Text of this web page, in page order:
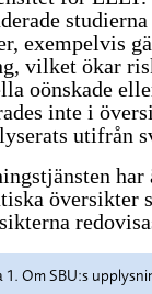
exempelvis
vilket ökar
oönskade
inte i
utifrån
översikter
1. Om SBU:s